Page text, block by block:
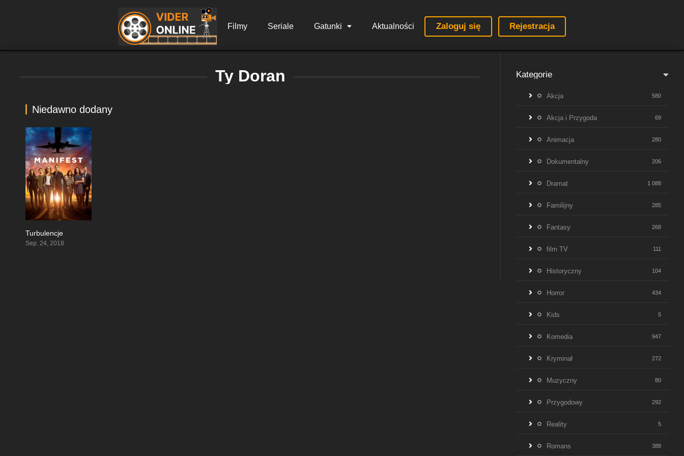
Filmy Seriale Gatunki Aktualności Zaloguj się Rejestracja
Ty Doran
Niedawno dodany
Turbulencje
Sep. 24, 2018
Kategorie
Akcja 580
Akcja i Przygoda 69
Animacja 280
Dokumentalny 206
Dramat 1 088
Familijny 285
Fantasy 268
film TV 111
Historyczny 104
Horror 434
Kids 5
Komedia 947
Kryminał 272
Muzyczny 80
Przygodowy 292
Reality 5
Romans 388